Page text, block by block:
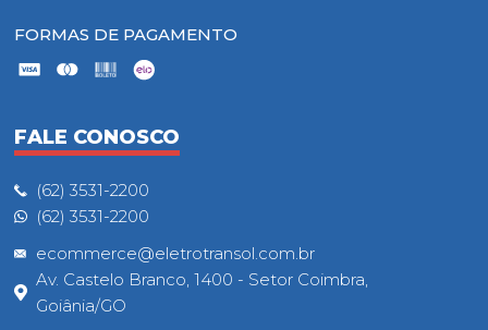
FORMAS DE PAGAMENTO
FALE CONOSCO
(62) 3531-2200
(62) 3531-2200
ecommerce@eletrotransol.com.br
Av. Castelo Branco, 1400 - Setor Coimbra,
Goiânia/GO